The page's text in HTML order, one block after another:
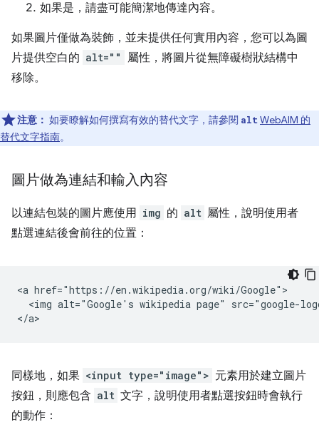
如果是，請盡可能簡潔地傳達內容。
如果圖片僅做為裝飾，並未提供任何實用內容，您可以為圖
片提供空白的 alt="" 屬性，將圖片從無障礙樹狀結構中
移除。
注意： 如要瞭解如何撰寫有效的替代文字，請參閱 alt WebAIM 的
替代文字指南。
圖片做為連結和輸入內容
以連結包裝的圖片應使用 img 的 alt 屬性，說明使用者
點選連結後會前往的位置：
<a href="https://en.wikipedia.org/wiki/Google">
<img alt="Google's wikipedia page" src="google-
同樣地，如果 <input type="image"> 元素用於建立圖片
按鈕，則應包含 alt 文字，說明使用者點選按鈕時會執行
的動作：